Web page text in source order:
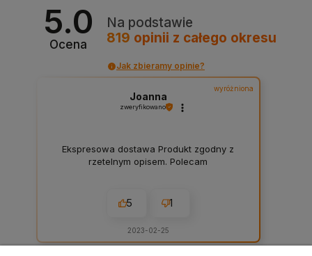
5.0
Ocena
Na podstawie
819 opinii z całego okresu
Jak zbieramy opinie?
wyróżniona
Joanna
zweryfikowano
Ekspresowa dostawa Produkt zgodny z
rzetelnym opisem. Polecam
5 1
2023-02-25